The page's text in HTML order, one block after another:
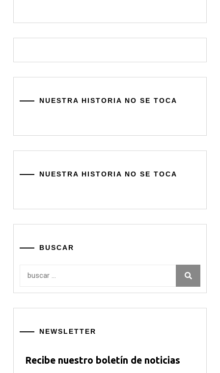
NUESTRA HISTORIA NO SE TOCA
NUESTRA HISTORIA NO SE TOCA
BUSCAR
NEWSLETTER
Recibe nuestro boletín de noticias